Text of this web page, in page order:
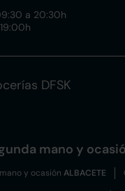
a 20:30h
DFSK
mano y
y ocasión ALBACETE